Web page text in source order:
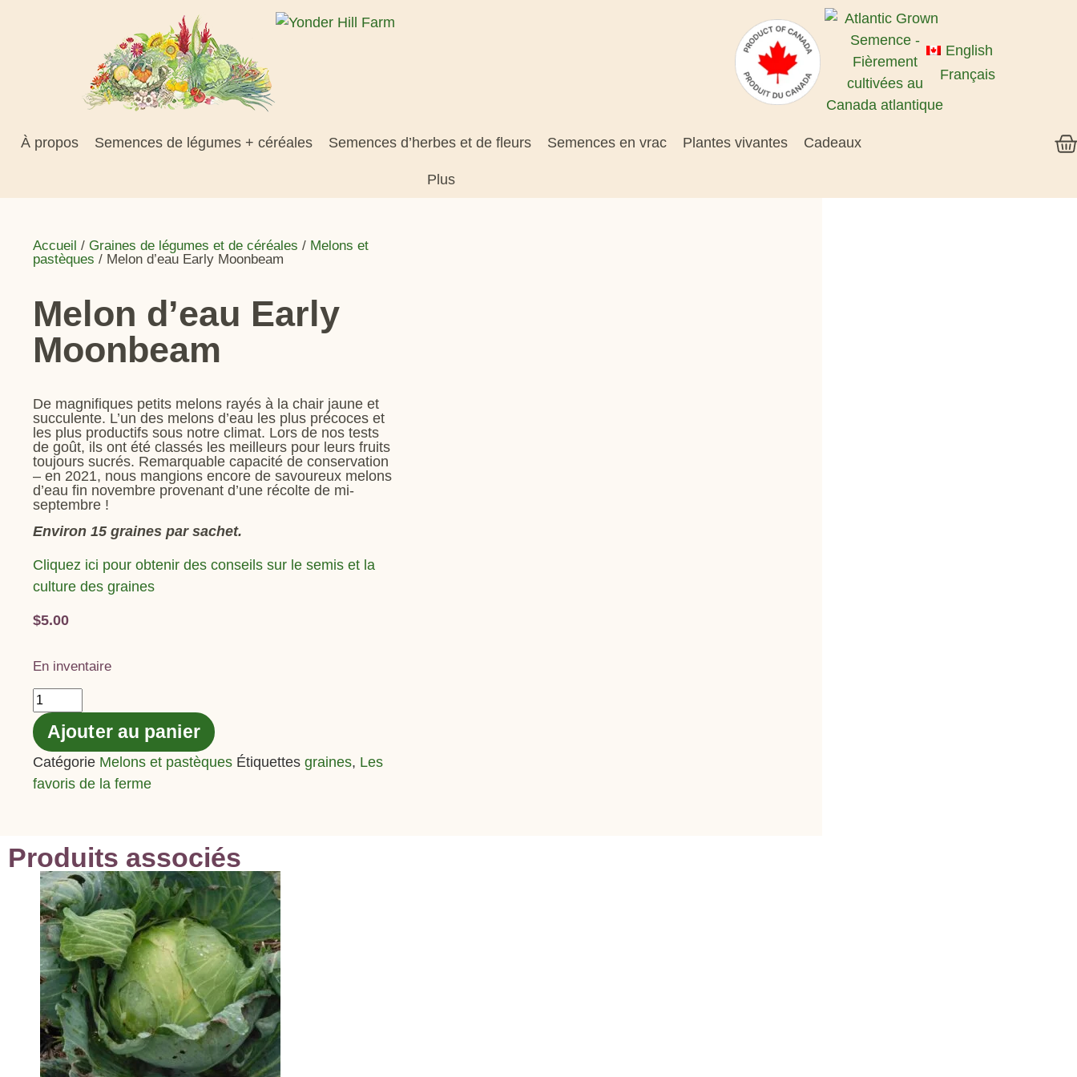
English
Français
À propos Semences de légumes + céréales Semences d’herbes et de fleurs Semences en vrac Plantes vivantes Cadeaux
Plus
Accueil / Graines de légumes et de céréales / Melons et
pastèques / Melon d’eau Early Moonbeam
Melon d’eau Early
Moonbeam
De magnifiques petits melons rayés à la chair jaune et
succulente. L’un des melons d’eau les plus précoces et
les plus productifs sous notre climat. Lors de nos tests
de goût, ils ont été classés les meilleurs pour leurs fruits
toujours sucrés. Remarquable capacité de conservation
– en 2021, nous mangions encore de savoureux melons
d’eau fin novembre provenant d’une récolte de mi-
septembre !
Environ 15 graines par sachet.
Cliquez ici pour obtenir des conseils sur le semis et la
culture des graines
$5.00
En inventaire
Ajouter au panier
Catégorie Melons et pastèques Étiquettes graines, Les
favoris de la ferme
Produits associés